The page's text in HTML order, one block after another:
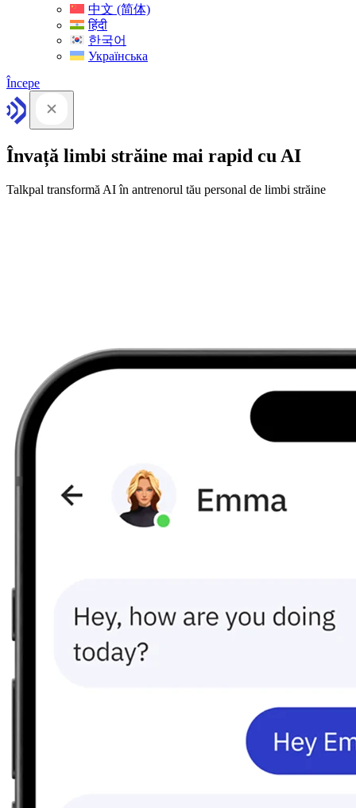
中文 (简体)
हिंदी
한국어
Українська
Începe
Învață limbi străine mai rapid cu AI
Talkpal transformă AI în antrenorul tău personal de limbi străine